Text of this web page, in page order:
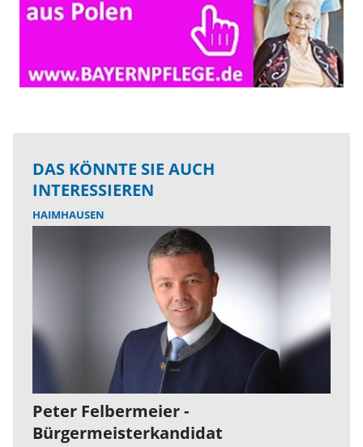
DAS KÖNNTE SIE AUCH
INTERESSIEREN
HAIMHAUSEN
Peter Felbermeier -
Bürgermeisterkandidat